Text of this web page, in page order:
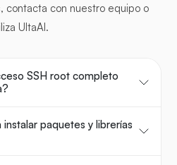
contacta con nuestro equipo o
UltaAI.
SSH root completo
paquetes y librerías